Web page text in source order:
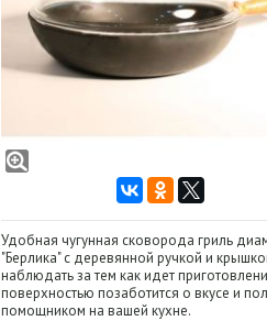
Удобная чугунная сковорода гриль
"Берлика" с деревянной ручкой и
наблюдать за тем как идет
поверхностью позаботится о вкусе и
помощником на вашей кухне.